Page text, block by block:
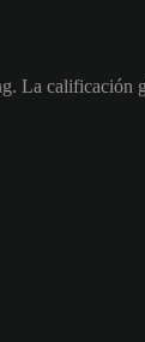
La calificación